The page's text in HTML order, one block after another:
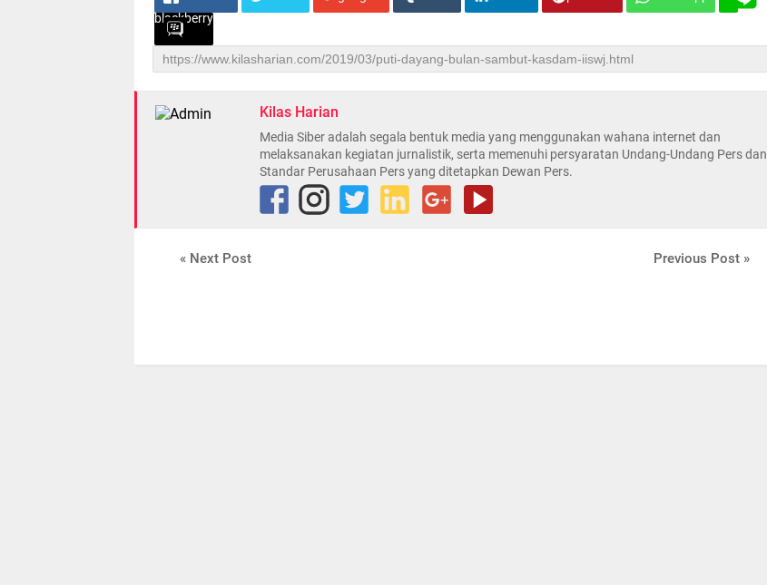
blackberry
Kilas Harian
Media Siber adalah segala bentuk media yang menggunakan wahana internet dan
melaksanakan kegiatan jurnalistik, serta memenuhi persyaratan Undang-Undang Pers dan
Standar Perusahaan Pers yang ditetapkan Dewan Pers.
« Next Post Previous Post »